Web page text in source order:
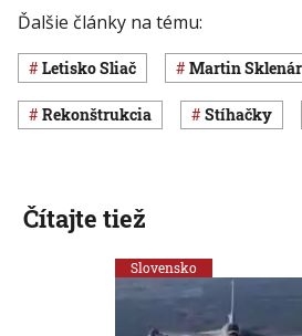
Ďalšie články na tému:
letisko Sliač Martin Sklenár
rekonštrukcia stíhačky
Čítajte tiež
Slovensko